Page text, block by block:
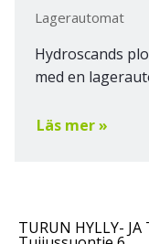
Lagerautomat
Hydroscands
med en
Läs mer »
TURUN HYLLY- JA